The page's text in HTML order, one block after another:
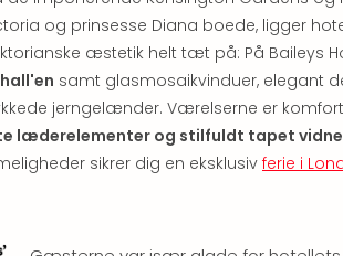
og prinsesse Diana boede, ligger
æstetik helt tæt på: På Baileys
samt glasmosaikvinduer, elegant
jerngelænder. Værelserne er
læderelementer og stilfuldt tapet
sikrer dig en eksklusiv ferie i